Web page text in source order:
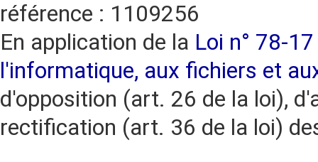
référence : 1109256
En application de la Loi n° 78-
l'informatique, aux fichiers et
d'opposition (art. 26 de la loi),
rectification (art. 36 de la loi)